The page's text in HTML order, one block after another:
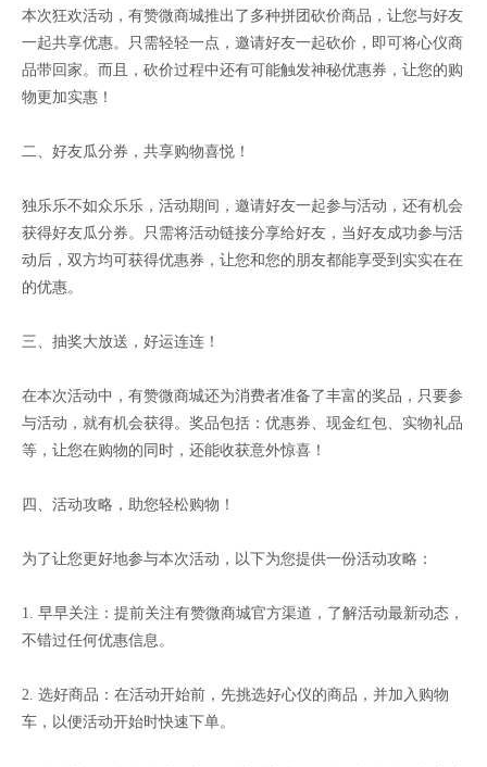
本次狂欢活动，有赞微商城推出了多种拼团砍价商品，让您与好友
一起共享优惠。只需轻轻一点，邀请好友一起砍价，即可将心仪商
品带回家。而且，砍价过程中还有可能触发神秘优惠券，让您的购
物更加实惠！
二、好友瓜分券，共享购物喜悦！
独乐乐不如众乐乐，活动期间，邀请好友一起参与活动，还有机会
获得好友瓜分券。只需将活动链接分享给好友，当好友成功参与活
动后，双方均可获得优惠券，让您和您的朋友都能享受到实实在在
的优惠。
三、抽奖大放送，好运连连！
在本次活动中，有赞微商城还为消费者准备了丰富的奖品，只要参
与活动，就有机会获得。奖品包括：优惠券、现金红包、实物礼品
等，让您在购物的同时，还能收获意外惊喜！
四、活动攻略，助您轻松购物！
为了让您更好地参与本次活动，以下为您提供一份活动攻略：
1. 早早关注：提前关注有赞微商城官方渠道，了解活动最新动态，
不错过任何优惠信息。
2. 选好商品：在活动开始前，先挑选好心仪的商品，并加入购物
车，以便活动开始时快速下单。